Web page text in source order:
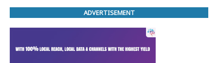
ADVERTISEMENT